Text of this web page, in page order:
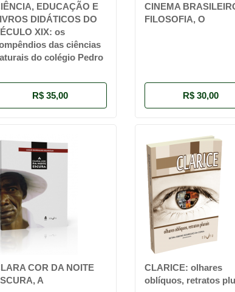
EDUCAÇÃO E
DIDÁTICOS DO
XIX: os
das ciências
do colégio Pedro
R$ 35,00
CINEMA
FILOSOFIA, O
R$ 30,00
COR DA NOITE
A
CLARICE: olhares
oblíquos, retratos